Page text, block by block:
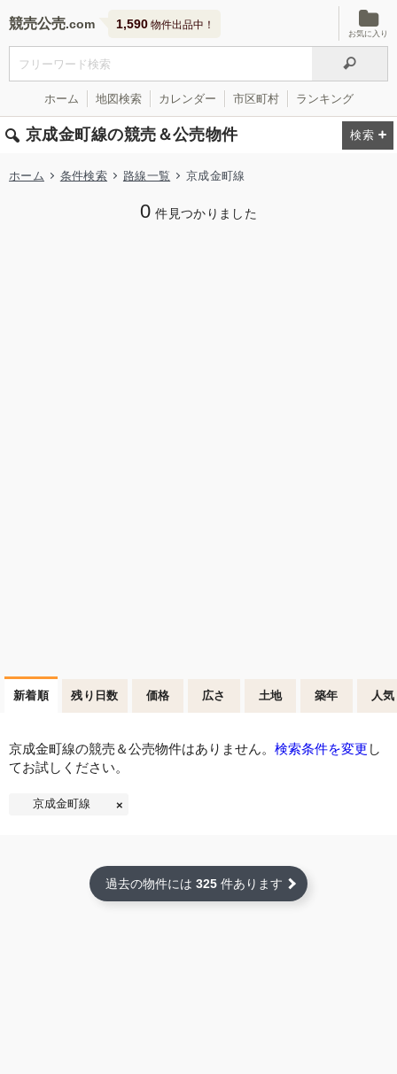
競売公売 1,590 物件出品中！
お気に入り
ホーム 地図検索 カレンダー 市区町村 ランキング
京成金町線の競売＆公売物件
ホーム 条件検索 路線一覧 京成金町線
0 件見つかりました
新着順 残り日数 価格 広さ 土地 築年 人気
京成金町線の競売＆公売物件はありません。 検索条件を変更 し
てお試しください。
京成金町線
過去の物件には 325 件あります